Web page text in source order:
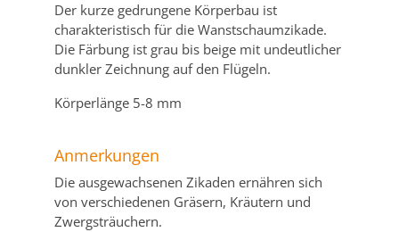
Der kurze gedrungene Körperbau ist
charakteristisch für die Wanstschaumzikade.
Die Färbung ist grau bis beige mit undeutlicher
dunkler Zeichnung auf den Flügeln.
Körperlänge 5-8 mm
Anmerkungen
Die ausgewachsenen Zikaden ernähren sich
von verschiedenen Gräsern, Kräutern und
Zwergsträuchern.